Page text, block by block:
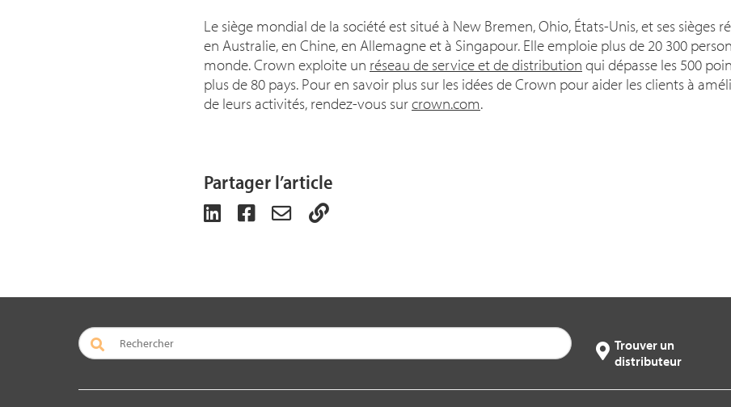
Le siège mondial de la société est situé à New Bremen, Ohio, États-Unis, et ses sièges
en Australie, en Chine, en Allemagne et à Singapour. Elle emploie plus de 20 300
monde. Crown exploite un réseau de service et de distribution qui dépasse les 500
plus de 80 pays. Pour en savoir plus sur les idées de Crown pour aider les clients à
de leurs activités, rendez-vous surcrown.com.
Partager l’article
Trouver un
distributeur